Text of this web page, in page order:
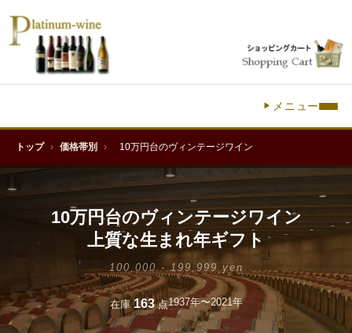
メニュー
トップ › 価格帯別 › 10万円台のヴィンテージワイン
10万円台のヴィンテージワイン
上質な生まれ年ギフト
100,000 - 199,999 yen
在庫163点1937年〜2021年